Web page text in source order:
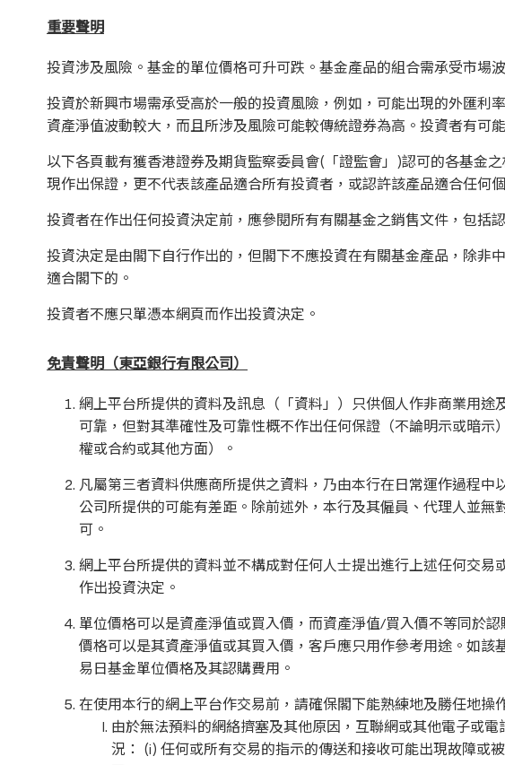
重要聲明
投資涉及風險。基金的單位價格可升可跌。基金產品的組合需承受市場
投資於新興市場需承受高於一般的投資風險，例如，可能出現的外匯利
資產淨值波動較大，而且所涉及風險可能較傳統證券為高。投資者有可
以下各頁載有獲香港證券及期貨監察委員會(「證監會」)認可的各基金
現作出保證，更不代表該產品適合所有投資者，或認許該產品適合任何
投資者在作出任何投資決定前，應參閱所有有關基金之銷售文件，包括
投資決定是由閣下自行作出的，但閣下不應投資在有關基金產品，除非
適合閣下的。
投資者不應只單憑本網頁而作出投資決定。
免責聲明（東亞銀行有限公司）
網上平台所提供的資料及訊息（「資料」）只供個人作非商業用
可靠，但對其準確性及可靠性概不作出任何保證（不論明示或暗
權或合約或其他方面）。
凡屬第三者資料供應商所提供之資料，乃由本行在日常運作過程
公司所提供的可能有差距。除前述外，本行及其僱員、代理人並
可。
網上平台所提供的資料並不構成對任何人士提出進行上述任何交
作出投資決定。
單位價格可以是資產淨值或買入價，而資產淨值/買入價不等同於
價格可以是其資產淨值或其買入價，客戶應只用作參考用途。如
易日基金單位價格及其認購費用。
在使用本行的網上平台作交易前，請確保閣下能熟練地及勝任地操
由於無法預料的網絡擠塞及其他原因，互聯網或其他電子或
況： (i) 任何或所有交易的指示的傳送和接收可能出現故障或